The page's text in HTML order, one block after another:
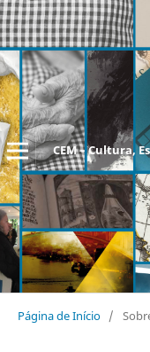
CEM – Cultura,
Página de Início /